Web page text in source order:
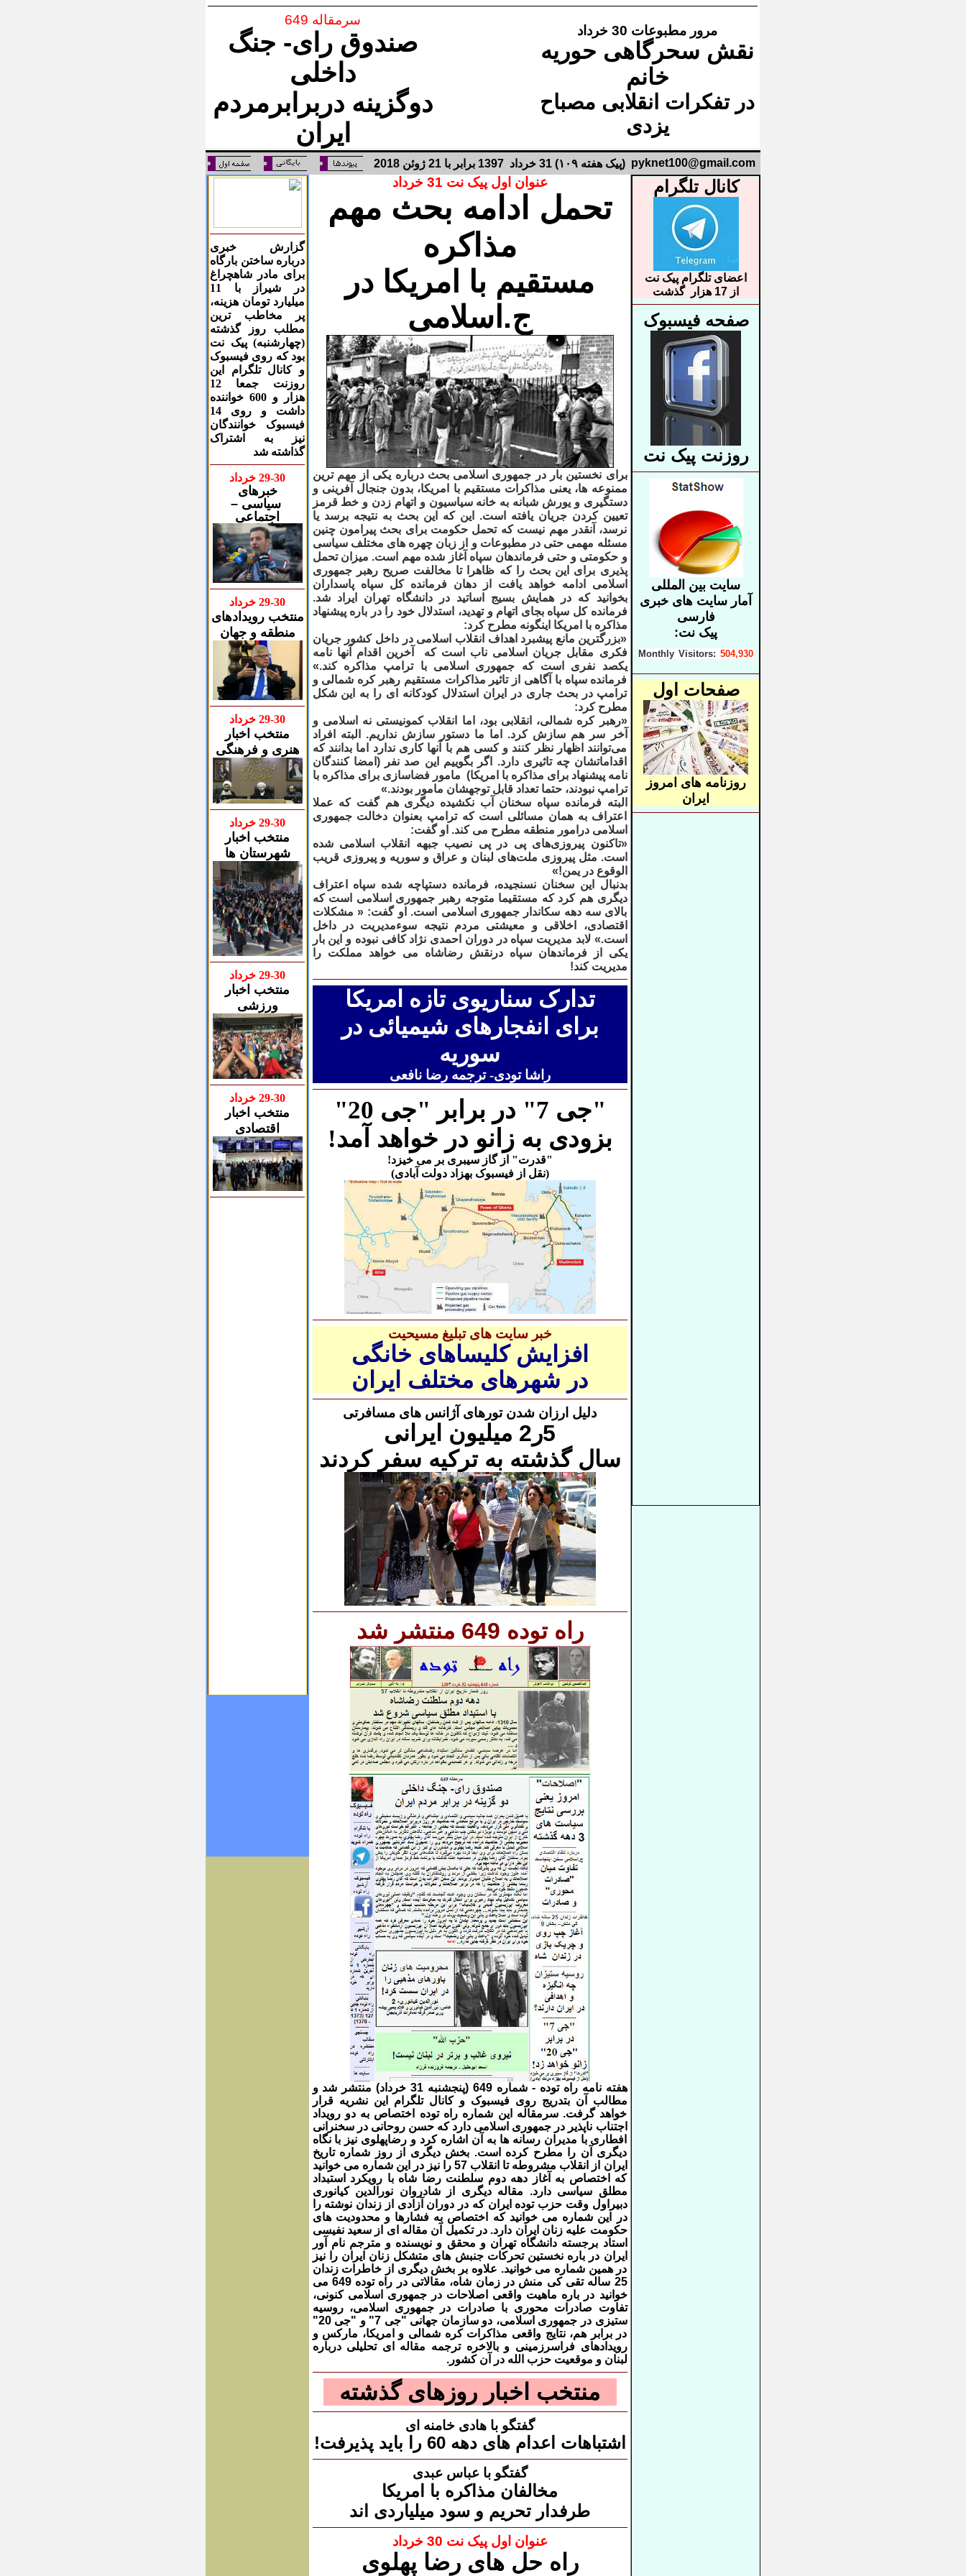
سرمقاله 649
صندوق رای- جنگ
داخلی
دوگزینه دربرابرمردم
ایران
مرور مطبوعات 30 خرداد
نقش سحرگاهی حوریه
خانم
در تفکرات انقلابی مصباح
یزدی
(پیک هفته ۱۰۹) خرداد 1397 برابر با ژوئن 2018 pyknet100@gmail.com
گزارش خبری
درباره ساختن بارگاه
برای مادر شاهچراغ
در شیراز با 11
میلیارد تومان هزینه،
پر مخاطب ترین
مطلب روز گذشته
(چهارشنبه) پیک نت
بود که روی فیسبوک
و کانال تلگرام این
روزنت جمعا 12
هزار و 600 خواننده
داشت و روی 14
فیسبوک خوانندگان
نیز به اشتراک
گذاشته شد
29-30 خرداد
خبرهای
سیاسی –
اجتماعی
29-30 خرداد
منتخب رویدادهای
منطقه و جهان
29-30 خرداد
منتخب اخبار
هنری و فرهنگی
29-30 خرداد
منتخب اخبار
شهرستان ها
29-30 خرداد
منتخب اخبار
ورزشی
29-30 خرداد
منتخب اخبار
اقتصادی
عنوان اول پیک نت 31 خرداد
تحمل ادامه بحث مهم
مذاکره
مستقیم با امریکا در
ج.اسلامی
برای نخستین بار در جمهوری اسلامی بحث درباره یکی از مهم ترین
ممنوعه ها، یعنی مذاکرات مستقیم با امریکا، بدون جنجال آفرینی و
دستگیری و یورش شبانه به خانه سیاسیون و اتهام زدن و خط قرمز
تعیین کردن جریان یافته است. این که این بحث به نتیجه برسد یا
نرسد، آنقدر مهم نیست که تحمل حکومت برای بحث پیرامون چنین
مسئله مهمی حتی در مطبوعات و از زبان چهره های مختلف سیاسی
و حکومتی و حتی فرماندهان سپاه آغاز شده مهم است. میزان تحمل
پذیری برای این بحث را که ظاهرا تا مخالفت صریح رهبر جمهوری
اسلامی ادامه خواهد یافت از دهان فرمانده کل سپاه پاسداران
بخوانید که در همایش بسیج اساتید در دانشگاه تهران ایراد شد.
فرمانده کل سپاه بجای اتهام و تهدید، استدلال خود را در باره پیشنهاد
مذاکره با امریکا اینگونه مطرح کرد:
«بزرگترین مانع پیشبرد اهداف انقلاب اسلامی در داخل کشور جریان
فکری مقابل جریان اسلامی ناب است که آخرین اقدام آنها نامه
یکصد نفری است که جمهوری اسلامی با ترامپ مذاکره کند.»
فرمانده سپاه با آگاهی از تاثیر مذاکرات مستقیم رهبر کره شمالی و
ترامپ در بحث جاری در ایران استدلال کودکانه ای را به این شکل
مطرح کرد:
«رهبر کره شمالی، انقلابی بود، اما انقلاب کمونیستی نه اسلامی و
آخر سر هم سازش کرد. اما ما دستور سازش نداریم. البته افراد
می‌توانند اظهار نظر کنند و کسی هم با آنها کاری ندارد اما بدانند که
اقداماتشان چه تاثیری دارد. اگر بگوییم این صد نفر (امضا کنندگان
نامه پیشنهاد برای مذاکره با امریکا) مامور فضاسازی برای مذاکره با
ترامپ نبودند، حتما تعداد قابل توجهشان مامور بودند.»
البته فرمانده سپاه سخنان آب نکشیده دیگری هم گفت که عملا
اعتراف به همان مسائلی است که ترامپ بعنوان دخالت جمهوری
اسلامی درامور منطقه مطرح می کند. او گفت:
«تاکنون پیروزی‌های پی در پی نصیب جبهه انقلاب اسلامی شده
است. مثل پیروزی ملت‌های لبنان و عراق و سوریه و پیروزی قریب
الوقوع در یمن!»
بدنبال این سخنان نسنجیده، فرمانده دستپاچه شده سپاه اعتراف
دیگری هم کرد که مستقیما متوجه رهبر جمهوری اسلامی است که
بالای سه دهه سکاندار جمهوری اسلامی است. او گفت: « مشکلات
اقتصادی، اخلاقی و معیشتی مردم نتیجه سوءمدیریت در داخل
است.» لابد مدیریت سپاه در دوران احمدی نژاد کافی نبوده و این بار
یکی از فرماندهان سپاه درنقش رضاشاه می خواهد مملکت را
مدیریت کند!
تدارک سناریوی تازه امریکا
برای انفجارهای شیمیائی در
سوریه
راشا تودی- ترجمه رضا نافعی
"جی 7" در برابر "جی 20"
بزودی به زانو در خواهد آمد!
"قدرت" از گاز سیبری بر می خیزد!
(نقل از فیسبوک بهزاد دولت آبادی)
خبر سایت های تبلیغ مسیحیت
افزایش کلیساهای خانگی
در شهرهای مختلف ایران
دلیل ارزان شدن تورهای آژانس های مسافرتی
5ر2 میلیون ایرانی
سال گذشته به ترکیه سفر کردند
راه توده 649 منتشر شد
هفته نامه راه توده - شماره 649 (پنجشنبه 31 خرداد) منتشر شد و
مطالب آن بتدریج روی فیسبوک و کانال تلگرام این نشریه قرار
خواهد گرفت. سرمقاله این شماره راه توده اختصاص به دو رویداد
اجتناب ناپذیر در جمهوری اسلامی دارد که حسن روحانی در سخنرانی
افطاری با مدیران رسانه ها به آن اشاره کرد و رضاپهلوی نیز با نگاه
دیگری آن را مطرح کرده است. بخش دیگری از روز شماره تاریخ
ایران از انقلاب مشروطه تا انقلاب 57 را نیز در این شماره می خوانید
که اختصاص به آغاز دهه دوم سلطنت رضا شاه با رویکرد استبداد
مطلق سیاسی دارد. مقاله دیگری از شادروان نورالدین کیانوری
دبیراول وقت حزب توده ایران که در دوران آزادی از زندان نوشته را
در این شماره می خوانید که اختصاص به فشارها و محدودیت های
حکومت علیه زنان ایران دارد. در تکمیل آن مقاله ای از سعید نفیسی
استاد برجسته دانشگاه تهران و محقق و نویسنده و مترجم نام آور
ایران در باره نخستین تحرکات جنبش های متشکل زنان ایران را نیز
در همین شماره می خوانید. علاوه بر بخش دیگری از خاطرات زندان
25 ساله تقی کی منش در زمان شاه، مقالاتی در راه توده 649 می
خوانید در باره ماهیت واقعی اصلاحات در جمهوری اسلامی کنونی،
تفاوت صادرات محوری با صادرات در جمهوری اسلامی، روسیه
ستیزی در جمهوری اسلامی، دو سازمان جهانی "جی 7" و "جی 20"
در برابر هم، نتایج واقعی مذاکرات کره شمالی و امریکا، مارکس و
رویدادهای فراسرزمینی و بالاخره ترجمه مقاله ای تحلیلی درباره
لبنان و موقعیت حزب الله در آن کشور.
منتخب اخبار روزهای گذشته
گفتگو با هادی خامنه ای
اشتباهات اعدام های دهه 60 را باید پذیرفت!
گفتگو با عباس عبدی
مخالفان مذاکره با امریکا
طرفدار تحریم و سود میلیاردی اند
عنوان اول پیک نت 30 خرداد
راه حل های رضا پهلوی
کانال تلگرام
اعضای تلگرام پیک نت
از 17 هزار گذشت
صفحه فیسبوک
روزنت پیک نت
سایت بین المللی
آمار سایت های خبری
فارسی
پیک نت:
Monthly Visitors: 504,930
صفحات اول
روزنامه های امروز
ایران